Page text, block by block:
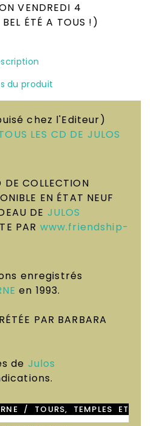
VENDREDI 4
ÉTÉ A TOUS !)
du produit
chez l'Editeur)
LES CD DE JULOS
DE COLLECTION
EN ÉTAT NEUF
DE JULOS
PAR www.friendship-
enregistrés
en 1993.
PAR BARBARA
de Julos
/ TOURS, TEMPLES ET